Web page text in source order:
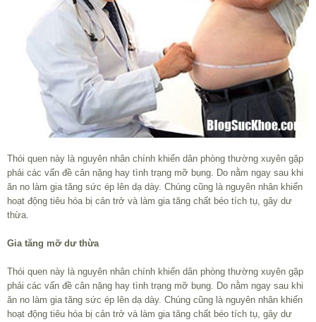
Thói quen này là nguyên nhân chính khiến dân phòng thường xuyên gặp
phải các vấn đề cân nặng hay tình trạng mỡ bụng. Do nằm ngay sau khi
ăn no làm gia tăng sức ép lên dạ dày. Chúng cũng là nguyên nhân khiến
hoạt động tiêu hóa bị cản trở và làm gia tăng chất béo tích tụ, gây dư
thừa.
Gia tăng mỡ dư thừa
Thói quen này là nguyên nhân chính khiến dân phòng thường xuyên gặp
phải các vấn đề cân nặng hay tình trạng mỡ bụng. Do nằm ngay sau khi
ăn no làm gia tăng sức ép lên dạ dày. Chúng cũng là nguyên nhân khiến
hoạt động tiêu hóa bị cản trở và làm gia tăng chất béo tích tụ, gây dư